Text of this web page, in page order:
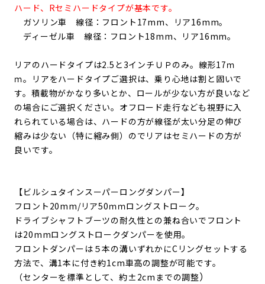
ハード、Rセミハードタイプが基本です。
ガソリン車 線径：フロント17mm、リア16mm。
ディーゼル車 線径：フロント18mm、リア16mm。
リアのハードタイプは2.5と3インチＵＰのみ。線形17ｍ
ｍ。リアをハードタイプご選択は、乗り心地は割と固いで
す。積載物がかなり多いとか、ロールが少ない方が良いなど
の場合にご選択ください。オフロード走行なども視野に入
れられている場合は、ハードの方が線径が太い分足の伸び
縮みは少ない（特に縮み側）のでリアはセミハードの方が
良いです。
【ビルシュタインスーパーロングダンパー】
フロント20mm/リア50ｍｍロングストローク。
ドライブシャフトブーツの耐久性との兼ね合いでフロント
は20mmロングストロークダンパーを使用。
フロントダンパーは５本の溝いずれかにCリングセットする
方法で、溝1本に付き約1cm車高の調整が可能です。
（センターを標準として、約±2cmまでの調整）